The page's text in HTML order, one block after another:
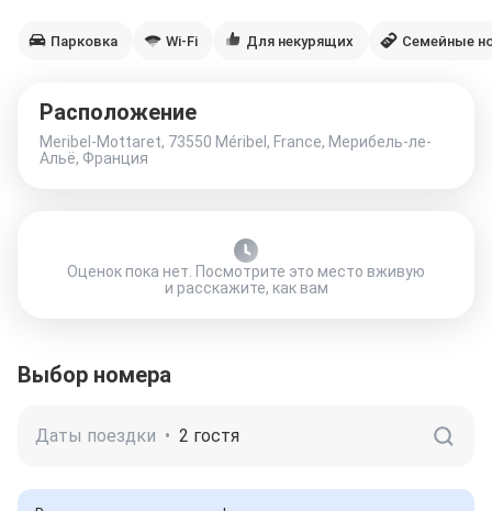
Парковка Wi-Fi Для некурящих Семейные
Расположение
Meribel-Mottaret, 73550 Méribel, France, Мерибель-ле-
Альё, Франция
Оценок пока нет. Посмотрите это место вживую
и расскажите, как вам
Выбор номера
Даты поездки • 2 гостя